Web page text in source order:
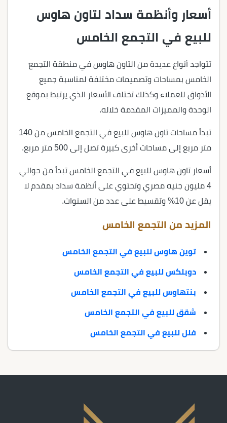
أسعار وأنظمة سداد لتاون هاوس
للبيع في التجمع الخامس
تتواجد أنواع عديدة من التاون هاوس في منطقة التجمع
الخامس بمساحات وتصميمات مختلفة لمناسبة جميع
الأذواق للعملاء وكذلك تختلف الأسعار الذي يرتبط بموقع
الوحدة والمميزات المقدمة خلاله.
تبدأ مساحات تاون هاوس للبيع في التجمع الخامس من 140
متر مربع إلى مساحات أخرى كبيرة تصل إلى 500 متر مربع.
أسعار تاون هاوس للبيع في التجمع الخامس تبدأ من حوالي
4 مليون جنيه مصري وتحتوي على أنظمة سداد بمقدم لا
يقل عن 10% وتقسيط على عدد من السنوات.
المزيد من التجمع الخامس
توين هاوس للبيع في التجمع الخامس
دوبلكس للبيع في التجمع الخامس
بنتهاوس للبيع في التجمع الخامس
شقق للبيع في التجمع الخامس
فلل للبيع في التجمع الخامس